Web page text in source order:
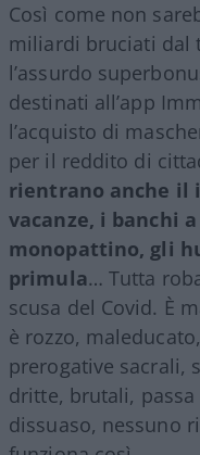
Così come non
miliardi bruciati dal
l’assurdo
destinati all’app
l’acquisto di
per il reddito di
rientrano anche il
vacanze, i banchi
monopattino, gli
primula… Tutta
scusa del Covid. È
è rozzo,
prerogative sacrali,
dritte, brutali,
dissuaso, nessuno